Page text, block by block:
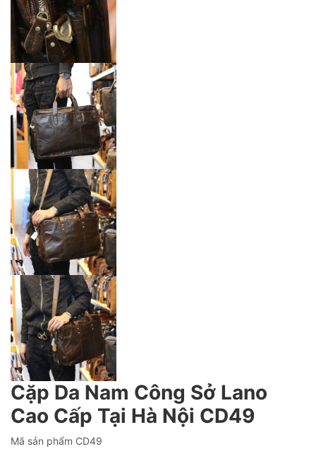
Cặp Da Nam Công Sở Lano
Cao Cấp Tại Hà Nội CD49
Mã sản phẩm CD49